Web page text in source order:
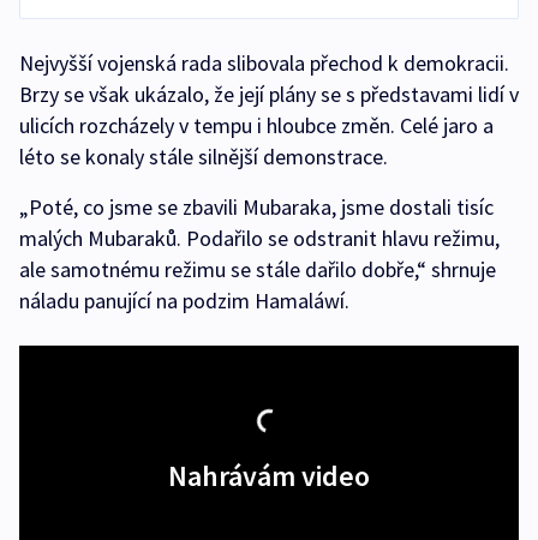
Nejvyšší vojenská rada slibovala přechod k demokracii.
Brzy se však ukázalo, že její plány se s představami lidí v
ulicích rozcházely v tempu i hloubce změn. Celé jaro a
léto se konaly stále silnější demonstrace.
„Poté, co jsme se zbavili Mubaraka, jsme dostali tisíc
malých Mubaraků. Podařilo se odstranit hlavu režimu,
ale samotnému režimu se stále dařilo dobře,“ shrnuje
náladu panující na podzim Hamaláwí.
Nahrávám video